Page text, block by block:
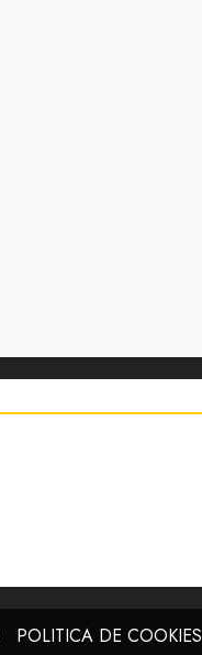
POLITICA DE COOKIES